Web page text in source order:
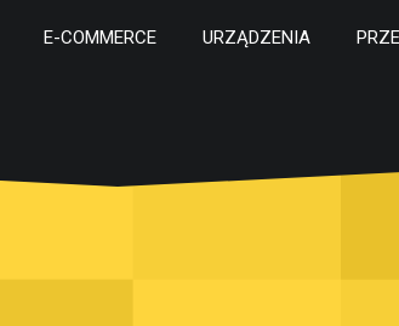
E-COMMERCE URZĄDZENIA